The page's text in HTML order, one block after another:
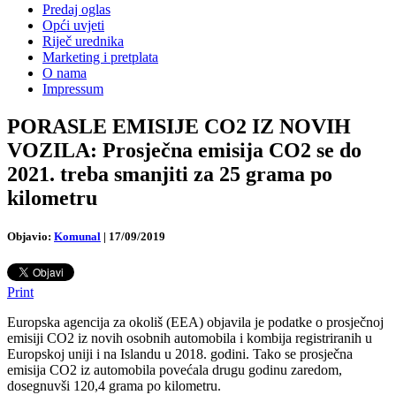
Predaj oglas
Opći uvjeti
Riječ urednika
Marketing i pretplata
O nama
Impressum
PORASLE EMISIJE CO2 IZ NOVIH
VOZILA: Prosječna emisija CO2 se do
2021. treba smanjiti za 25 grama po
kilometru
Objavio: Komunal | 17/09/2019
Print
Europska agencija za okoliš (EEA) objavila je podatke o prosječnoj
emisiji CO2 iz novih osobnih automobila i kombija registriranih u
Europskoj uniji i na Islandu u 2018. godini. Tako se prosječna
emisija CO2 iz automobila povećala drugu godinu zaredom,
dosegnuvši 120,4 grama po kilometru.